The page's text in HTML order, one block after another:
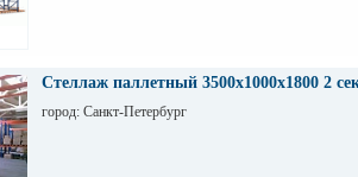
Стеллаж паллетный 3500х1000х1800 2
город: Санкт-Петербург